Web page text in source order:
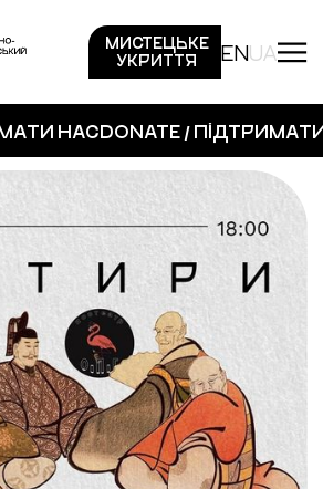
МИСТЕЦЬКЕ
УКРИТТЯ
ENUA
НАСDONATE /